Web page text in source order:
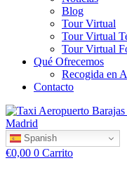
Blog
Tour Virtual
Tour Virtual
Tour Virtual
Qué Ofrecemos
Recogida en
Contacto
Spanish
€0,00 0 Carrito